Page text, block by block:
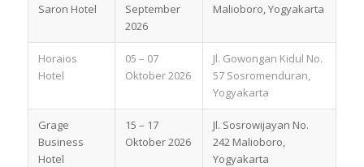
Saron Hotel
September
2026
Malioboro, Yogyakarta
Horaios
Hotel
05 – 07
Oktober 2026
Jl. Gowongan Kidul No.
57 Sosromenduran,
Yogyakarta
Grage
Business
Hotel
15 – 17
Oktober 2026
Jl. Sosrowijayan No.
242 Malioboro,
Yogyakarta